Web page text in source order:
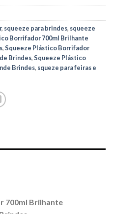
, squeeze para brindes, squeeze
Borrifador 700ml Brilhante
,Squeeze Plástico Borrifador
Brindes,Squeeze Plástico
Brindes, squeze para feiras e
700ml Brilhante